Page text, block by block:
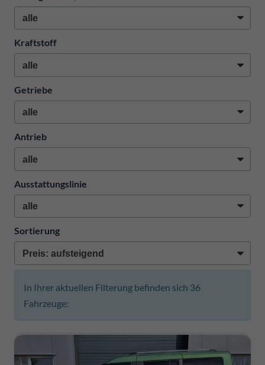
Kraftstoff
Getriebe
Antrieb
Ausstattungslinie
Sortierung
In Ihrer aktuellen Filterung befinden sich 36
Fahrzeuge: